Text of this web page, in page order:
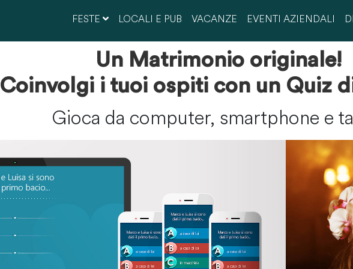
FESTE
Laurea Celibato
LOCALI E PUB VACANZE EVENTI AZIENDALI
Un Matrimonio originale!
Coinvolgi i tuoi ospiti con un Quiz
Gioca da computer, smartphone e